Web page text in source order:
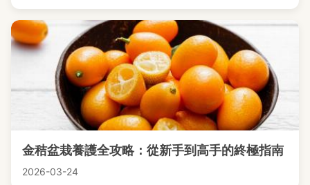
金秸盆栽養護全攻略：從新手到高手的終極指南
2026-03-24